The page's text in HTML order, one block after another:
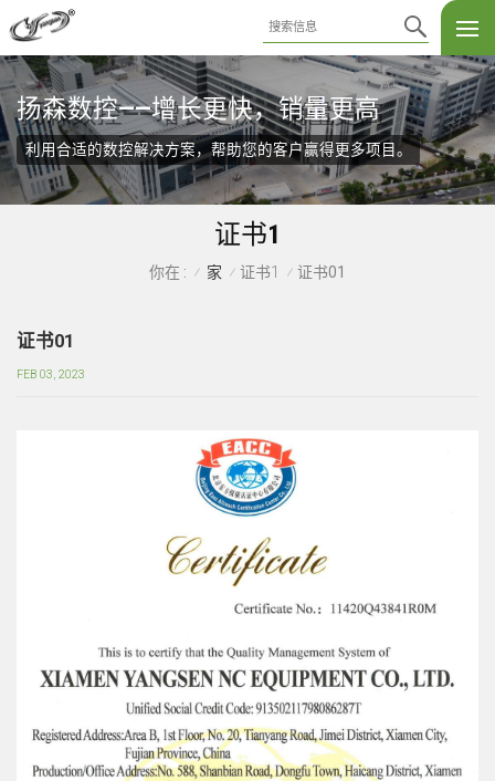
扬森数控——增长更快，销量更高
利用合适的数控解决方案，帮助您的客户赢得更多项目。
证书1
你在 : / 家 / 证书1 / 证书01
证书01
FEB 03, 2023